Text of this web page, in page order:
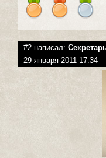
#2 написал:
29 января 2011 17:34